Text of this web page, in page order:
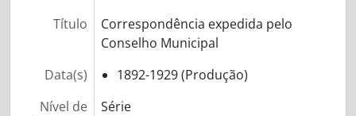
Título
Correspondência expedida pelo
Conselho Municipal
Data(s)
1892-1929 (Produção)
Nível de
Série